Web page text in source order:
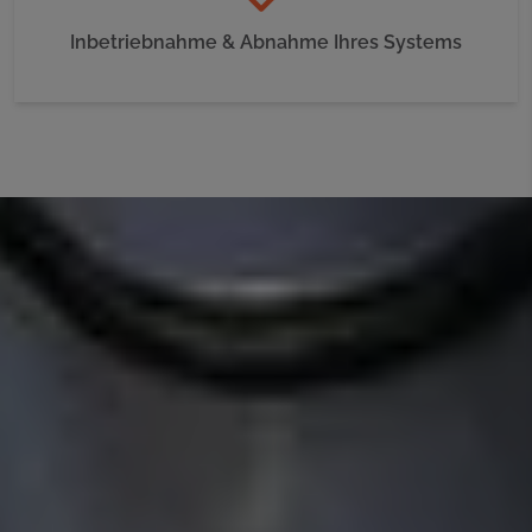
Inbetriebnahme & Abnahme Ihres Systems